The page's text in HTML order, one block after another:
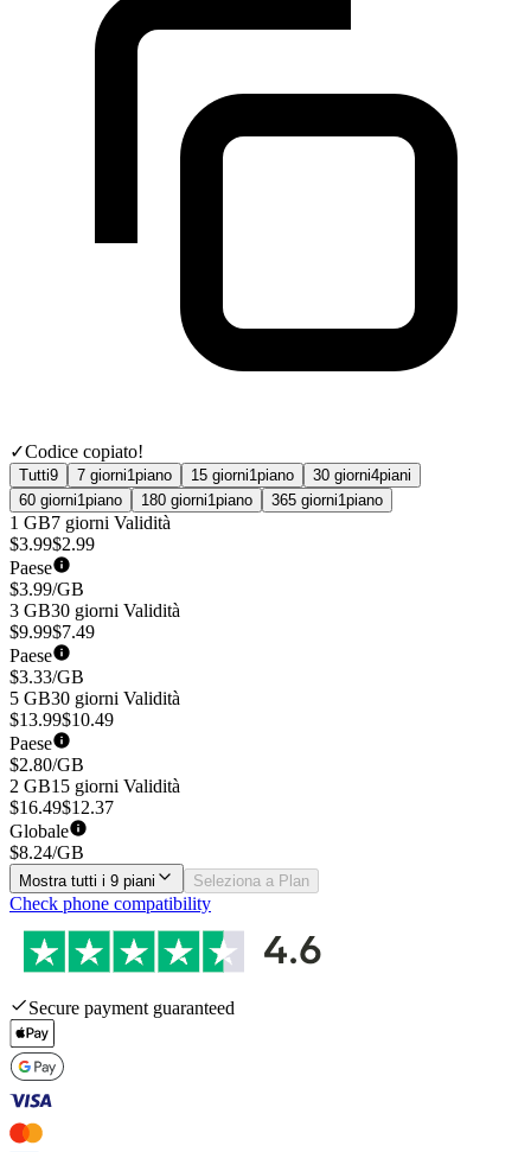
✓Codice copiato!
Tutti9 7 giorni1piano 15 giorni1piano 30 giorni4piani
60 giorni1piano 180 giorni1piano 365 giorni1piano
1 GB7 giorni Validità
$3.99$2.99
Paese
$3.99/GB
3 GB30 giorni Validità
$9.99$7.49
Paese
$3.33/GB
5 GB30 giorni Validità
$13.99$10.49
Paese
$2.80/GB
2 GB15 giorni Validità
$16.49$12.37
Globale
$8.24/GB
Mostra tutti i 9 piani Seleziona a Plan
Check phone compatibility
Secure payment guaranteed